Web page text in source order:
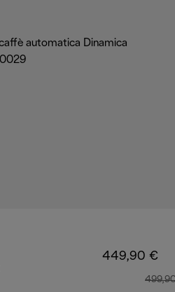
449,90 €